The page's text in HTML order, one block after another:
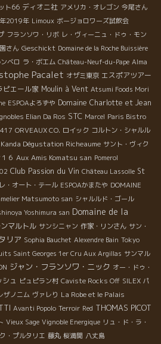
ト66 ディオニ社 アメリカ・オレゴン 今尾さん
2019年 Limoux ボージョロワーズ試飲会
フランソワ・リボ レ・ヴィーニュ・ドゥ・モン
さん Geschickt Domaine de la Roche Buissière
ベロ ラ・ボエム Château-Neuf-du-Pape Alma
Pacalet オザミ東京 エスポアツアー
ピエール家 Moulin à Vent Atsumi Foods Mori
ESPOAよろずや Domaine Charlotte et Jean
Elian Da Ros STC Marcel Paris Bistro
ORVEAUX CO. ロイック コルトン・シャルル
Dégustation Richeaume サント・ヴィク
６ Aux Amis Komatsu san Pomerol
Club Passion du Vin Château Lassolle St
・オート・テール ESPOAかまたや DOMAINE
Matsumoto san シャルルド・ゴール
Yoshimura san Domaine de la
マルトル サンシニャン 作家・リンさん サン・
リア Sophia Bauchet Alexendre Bain Tokyo
Saint Georges 1er Cru Aux Argillas サンマル
ジャン・フランソワ・ニック オー・ドゥ・
ュ ピュピラン村 Caviste Rocks Off SILEX パ
ザノニム ヴァレり La Robe et le Palais
Avanti Popolo Terroir Red THOMAS PICOT
Vieux Sage Vignoble Energique リュ・ド・ラ・
・プルタリエ 藤丸 桜満開 八丈島